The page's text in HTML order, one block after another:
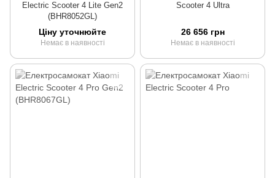
Electric Scooter 4 Lite Gen2
(BHR8052GL)
Ціну уточнюйте
Немає в наявності
Scooter 4 Ultra
26 656 грн
Немає в наявності